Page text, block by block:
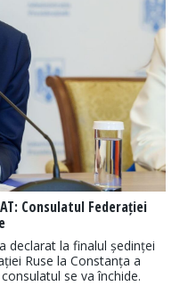
Consulatul Federației
declarat la finalul ședinței
Ruse la Constanța a
se va închide.